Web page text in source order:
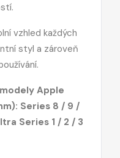
vzhled každých
styl a zároveň
Apple
Series 8 / 9 /
Series 1 / 2 / 3